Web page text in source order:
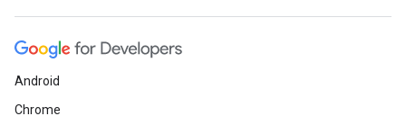
Android
Chrome